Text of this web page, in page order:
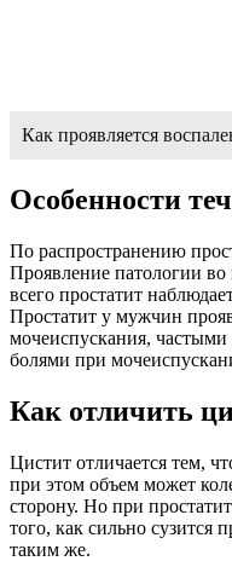
Как проявляется
Особенности
По распространению
Проявление патологии во
всего простатит
Простатит у мужчин
мочеиспускания,
болями при
Как отличить
Цистит отличается тем,
при этом объем может
сторону. Но при
того, как сильно сузится
таким же.